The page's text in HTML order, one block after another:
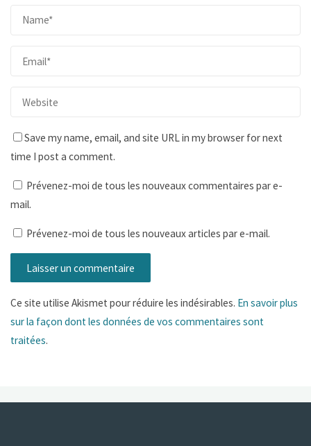
Save my name, email, and site URL in my browser for next
time I post a comment.
Prévenez-moi de tous les nouveaux commentaires par e-
mail.
Prévenez-moi de tous les nouveaux articles par e-mail.
Ce site utilise Akismet pour réduire les indésirables. En savoir plus
sur la façon dont les données de vos commentaires sont
traitées.